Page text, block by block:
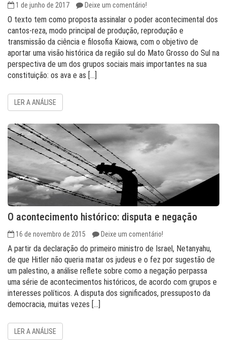
1 de junho de 2017 Deixe um comentário!
O texto tem como proposta assinalar o poder acontecimental dos
cantos-reza, modo principal de produção, reprodução e
transmissão da ciência e filosofia Kaiowa, com o objetivo de
aportar uma visão histórica da região sul do Mato Grosso do Sul na
perspectiva de um dos grupos sociais mais importantes na sua
constituição: os ava e as […]
LER A ANÁLISE
O acontecimento histórico: disputa e negação
16 de novembro de 2015 Deixe um comentário!
A partir da declaração do primeiro ministro de Israel, Netanyahu,
de que Hitler não queria matar os judeus e o fez por sugestão de
um palestino, a análise reflete sobre como a negação perpassa
uma série de acontecimentos históricos, de acordo com grupos e
interesses políticos. A disputa dos significados, pressuposto da
democracia, muitas vezes […]
LER A ANÁLISE